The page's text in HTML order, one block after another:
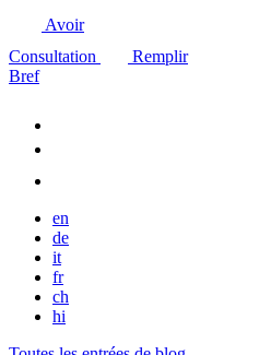
Avoir
Consultation
Remplir
Bref
en
de
it
fr
ch
hi